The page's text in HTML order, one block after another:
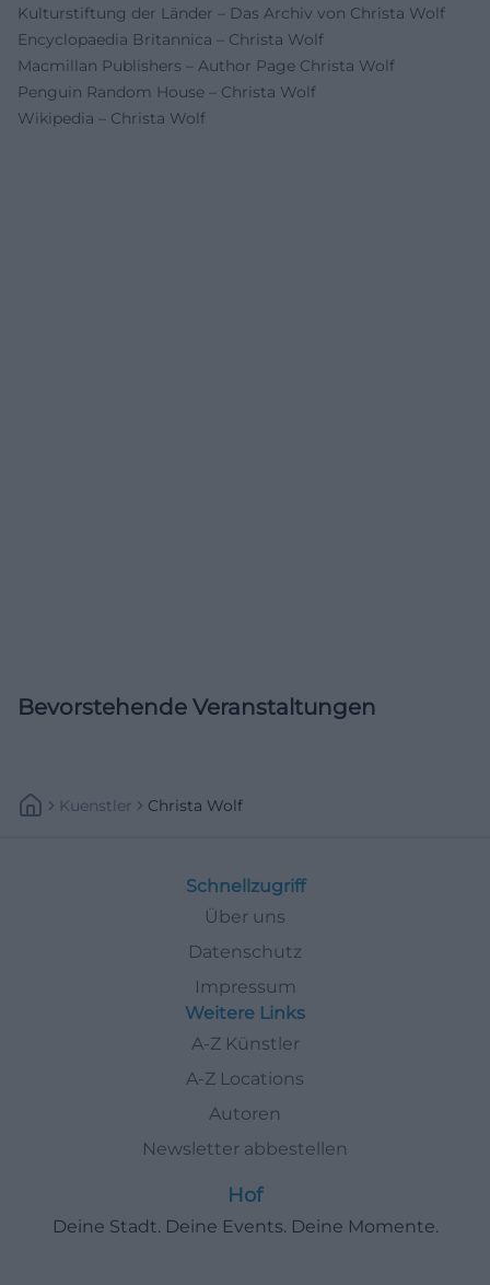
Kulturstiftung der Länder – Das Archiv von Christa Wolf
Encyclopaedia Britannica – Christa Wolf
Macmillan Publishers – Author Page Christa Wolf
Penguin Random House – Christa Wolf
Wikipedia – Christa Wolf
Bevorstehende Veranstaltungen
Kuenstler Christa Wolf
Schnellzugriff
Über uns
Datenschutz
Impressum
Weitere Links
A-Z Künstler
A-Z Locations
Autoren
Newsletter abbestellen
Hof
Deine Stadt. Deine Events. Deine Momente.